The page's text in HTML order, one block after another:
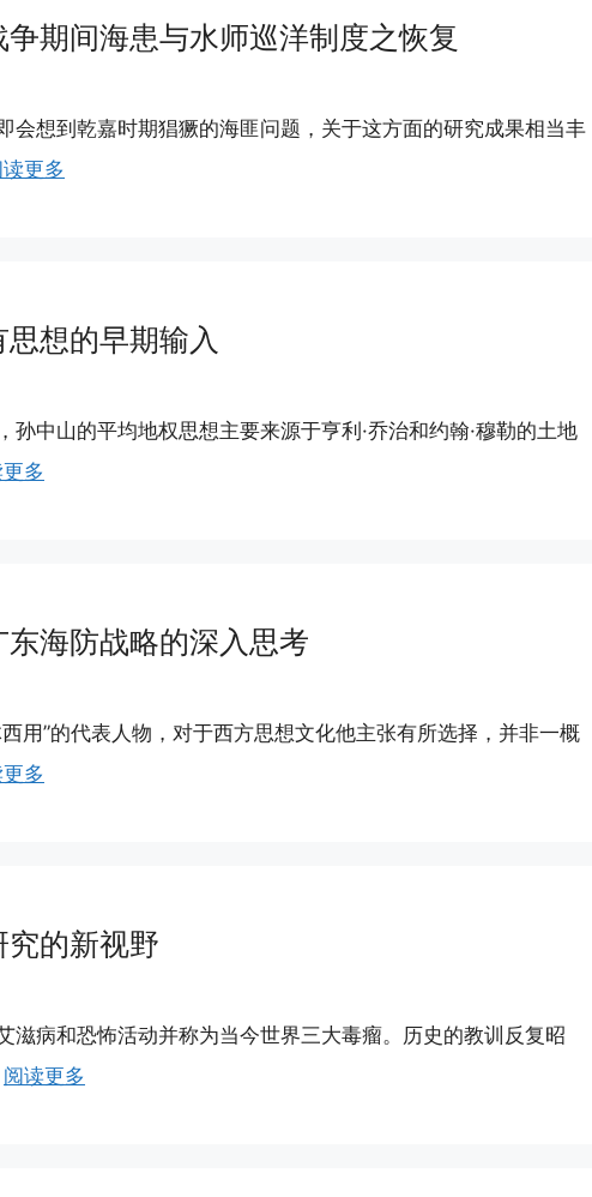
期间海患与水师巡洋制度之恢复
会想到乾嘉时期猖獗的海匪问题，关于这方面的研究成果相当丰
更多
想的早期输入
孙中山的平均地权思想主要来源于亨利·乔治和约翰·穆勒的土地
多
海防战略的深入思考
西用”的代表人物，对于西方思想文化他主张有所选择，并非一概
多
的新视野
滋病和恐怖活动并称为当今世界三大毒瘤。历史的教训反复昭
阅读更多